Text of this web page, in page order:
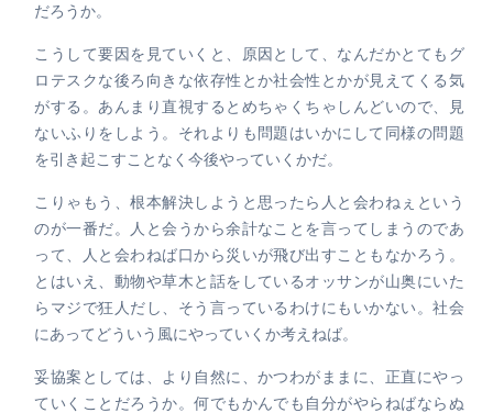
だろうか。
こうして要因を見ていくと、原因として、なんだかとてもグ
ロテスクな後ろ向きな依存性とか社会性とかが見えてくる気
がする。あんまり直視するとめちゃくちゃしんどいので、見
ないふりをしよう。それよりも問題はいかにして同様の問題
を引き起こすことなく今後やっていくかだ。
こりゃもう、根本解決しようと思ったら人と会わねぇという
のが一番だ。人と会うから余計なことを言ってしまうのであ
って、人と会わねば口から災いが飛び出すこともなかろう。
とはいえ、動物や草木と話をしているオッサンが山奥にいた
らマジで狂人だし、そう言っているわけにもいかない。社会
にあってどういう風にやっていくか考えねば。
妥協案としては、より自然に、かつわがままに、正直にやっ
ていくことだろうか。何でもかんでも自分がやらねばならぬ